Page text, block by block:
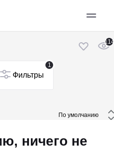
114
1
Фильтры
ничего не